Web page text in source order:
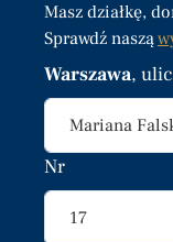
Masz działkę,
Sprawdź naszą
Warszawa,
Mariana
Nr
17